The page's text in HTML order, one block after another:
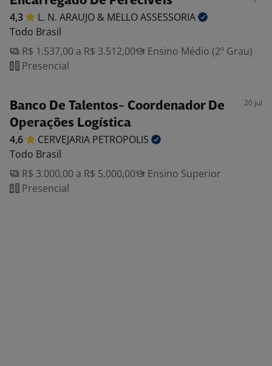
4,3 L. N. ARAUJO & MELLOASSESSORIA
Todo Brasil
R$ 1.537,00 a R$ 3.512,00
Ensino Médio (2º Grau)
Presencial
Banco De Talentos- Coordenador De
Operações Logística
20 jul
4,6 CERVEJARIA PETROPOLIS
Todo Brasil
R$ 3.000,00 a R$ 5.000,00
Ensino Superior
Presencial